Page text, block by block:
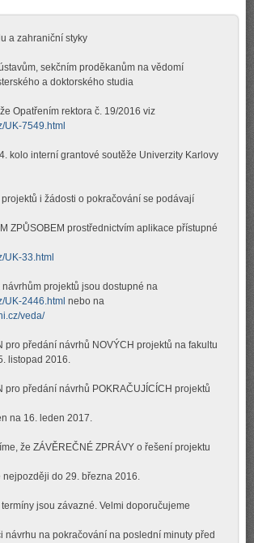
a zahraniční styky
sekčním proděkanům na vědomí
a doktorského studia
Opatřením rektora č. 19/2016 viz
UK-7549.html
kolo interní grantové soutěže Univerzity Karlovy
i žádosti o pokračování se podávají
ZPŮSOBEM prostřednictvím aplikace přístupné
UK-33.html
návrhům projektů jsou dostupné na
UK-2446.html nebo na
veda/
pro předání návrhů NOVÝCH projektů na fakultu
listopad 2016.
pro předání návrhů POKRAČUJÍCÍCH projektů
na 16. leden 2017.
že ZÁVĚREČNÉ ZPRÁVY o řešení projektu
nejpozději do 29. března 2016.
jsou závazné. Velmi doporučujeme
návrhu na pokračování na poslední minuty před